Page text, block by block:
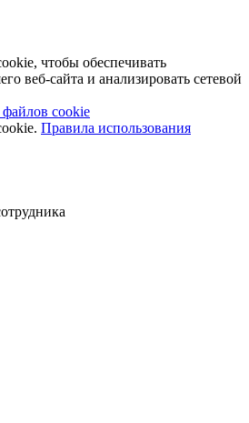
чтобы обеспечивать
веб-сайта и анализировать сетевой
cookie
Правила использования